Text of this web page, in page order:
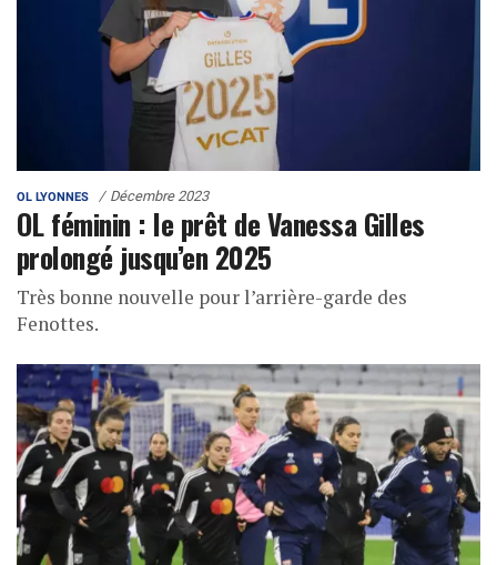
OL LYONNES Décembre 2023
OL féminin : le prêt de Vanessa Gilles
prolongé jusqu’en 2025
Très bonne nouvelle pour l’arrière-garde des
Fenottes.